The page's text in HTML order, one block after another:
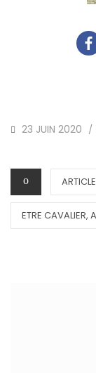
23 JUIN 2020 /
ETRE CAVALIER,